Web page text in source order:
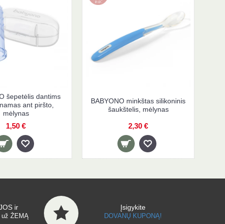
šepetėlis dantims
ant piršto,
mėlynas
1,50 €
BABYONO minkštas silikoninis
šaukštelis, mėlynas
2,30 €
ir
ŽEMĄ
Įsigykite
DOVANŲ KUPONĄ!